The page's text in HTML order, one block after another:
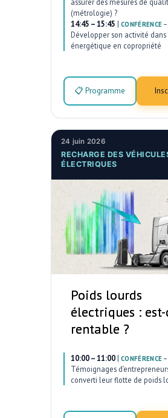
(métrologie) ?
14:45 – 15:45 | CONFÉRENCE –
Développer son activité dans
énergétique en copropriété
📋 Programme
24 juin 2026
RECHARGE DES
ÉLECTRIQUES
Poids lourds
électriques : est-
rentable ?
10:00 – 11:00 | CONFÉRENCE –
Témoignages
converti leur flotte de poids